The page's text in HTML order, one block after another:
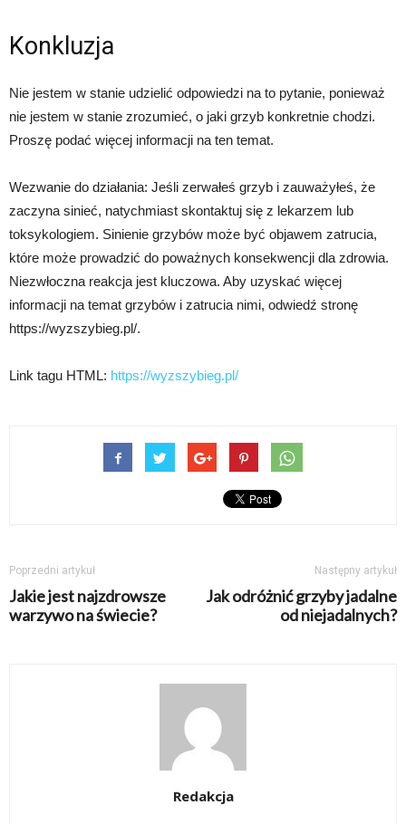
Konkluzja
Nie jestem w stanie udzielić odpowiedzi na to pytanie, ponieważ
nie jestem w stanie zrozumieć, o jaki grzyb konkretnie chodzi.
Proszę podać więcej informacji na ten temat.
Wezwanie do działania: Jeśli zerwałeś grzyb i zauważyłeś, że
zaczyna sinieć, natychmiast skontaktuj się z lekarzem lub
toksykologiem. Sinienie grzybów może być objawem zatrucia,
które może prowadzić do poważnych konsekwencji dla zdrowia.
Niezwłoczna reakcja jest kluczowa. Aby uzyskać więcej
informacji na temat grzybów i zatrucia nimi, odwiedź stronę
https://wyzszybieg.pl/.
Link tagu HTML: https://wyzszybieg.pl/
Poprzedni artykuł
Jakie jest najzdrowsze
warzywo na świecie?
Następny artykuł
Jak odróżnić grzyby jadalne
od niejadalnych?
Redakcja